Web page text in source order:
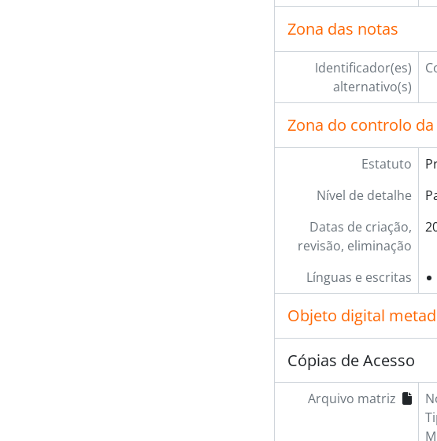
Zona das notas
Identificador(es)
alternativo(s)
Zona do controlo
Estatuto
Nível de detalhe
Datas de criação,
revisão, eliminação
Línguas e escritas
Objeto digital
Cópias de Acesso
Arquivo matriz